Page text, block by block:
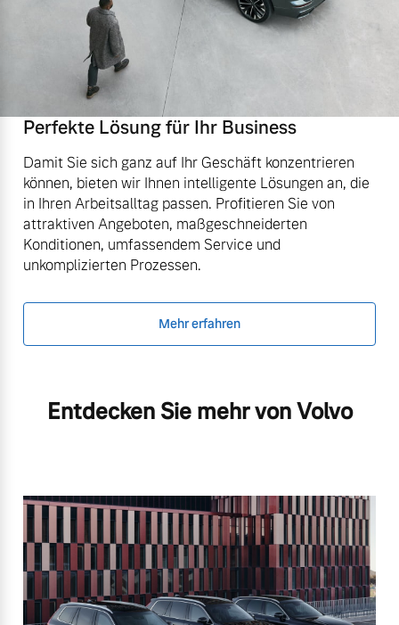
Perfekte Lösung für Ihr Business
Damit Sie sich ganz auf Ihr Geschäft konzentrieren
können, bieten wir Ihnen intelligente Lösungen an, die
in Ihren Arbeitsalltag passen. Profitieren Sie von
attraktiven Angeboten, maßgeschneiderten
Konditionen, umfassendem Service und
unkomplizierten Prozessen.
Mehr erfahren
Entdecken Sie mehr von Volvo